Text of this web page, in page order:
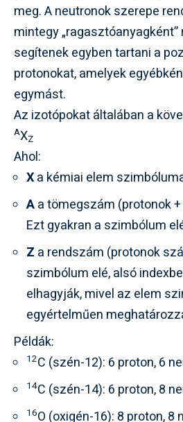
meg. A neutronok szerepe
mintegy „ragasztóanyagként”
segítenek egyben tartani a
protonokat, amelyek
egymást.
Az izotópokat általában a
AXZ
Ahol:
Xa kémiai elem
Aa tömegszám (protonok
Ezt gyakran a szimbólum
Z a rendszám (protonok
szimbólum elé, alsó
elhagyják, mivel az elem
egyértelműen
Példák:
12C (szén-12): 6 proton, 6
14C (szén-14): 6 proton, 8
16O (oxigén-16): 8 proton, 8